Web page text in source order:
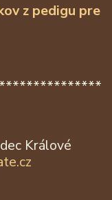
z pedigu pre
Králové